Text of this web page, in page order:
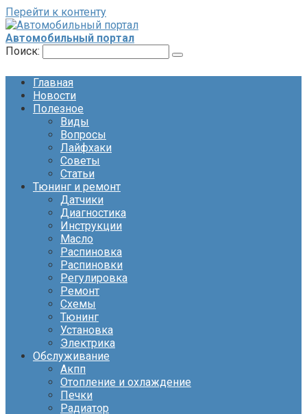
Перейти к контенту
Автомобильный портал
Поиск:
Главная
Новости
Полезное
Виды
Вопросы
Лайфхаки
Советы
Статьи
Тюнинг и ремонт
Датчики
Диагностика
Инструкции
Масло
Распиновка
Распиновки
Регулировка
Ремонт
Схемы
Тюнинг
Установка
Электрика
Обслуживание
Акпп
Отопление и охлаждение
Печки
Радиатор